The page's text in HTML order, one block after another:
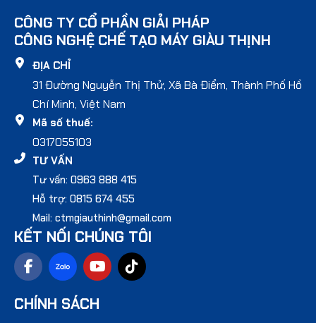
CÔNG TY CỔ PHẦN GIẢI PHÁP
CÔNG NGHỆ CHẾ TẠO MÁY GIÀU THỊNH
ĐỊA CHỈ
31 Đường Nguyễn Thị Thử, Xã Bà Điểm, Thành Phố Hồ
Chí Minh, Việt Nam
Mã số thuế:
0317055103
TƯ VẤN
Tư vấn: 0963 888 415
Hỗ trợ: 0815 674 455
Mail: ctmgiauthinh@gmail.com
KẾT NỐI CHÚNG TÔI
CHÍNH SÁCH